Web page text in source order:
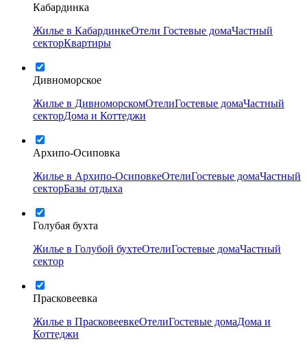
Кабардинка
Жилье в КабардинкеОтели Гостевые домаЧастный
секторКвартиры
Дивноморское
Жилье в ДивноморскомОтелиГостевые домаЧастный
секторДома и Коттеджи
Архипо-Осиповка
Жилье в Архипо-ОсиповкеОтелиГостевые домаЧастный
секторБазы отдыха
Голубая бухта
Жилье в Голубой бухтеОтелиГостевые домаЧастный
сектор
Прасковеевка
Жилье в ПрасковеевкеОтелиГостевые домаДома и
Коттеджи